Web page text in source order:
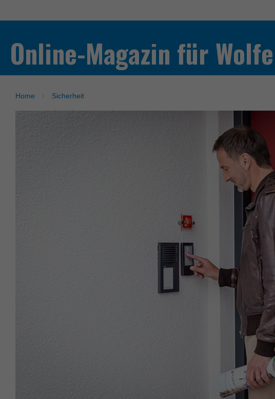
Online-Magazin für
Home Sicherheit